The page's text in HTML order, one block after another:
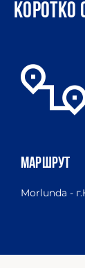
Коротко
МАРШРУТ
Morlunda -